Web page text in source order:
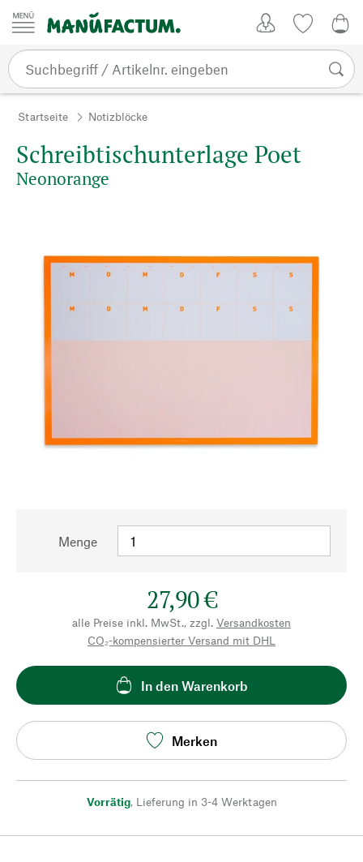
Zum Inhalt springen
Startseite Notizblöcke
Schreibtischunterlage Poet
Neonorange
Menge
27,90 €
alle Preise inkl. MwSt., zzgl. Versandkosten
CO₂-kompensierter Versand mit DHL
In den Warenkorb
Merken
Vorrätig, Lieferung in 3-4 Werktagen